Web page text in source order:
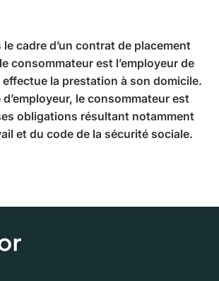
cadre d’un contrat de placement
consommateur est l’employeur de
la prestation à son domicile.
le consommateur est
obligations résultant notamment
et du code de la sécurité sociale.